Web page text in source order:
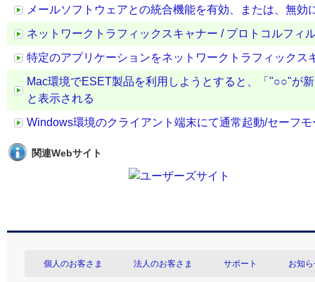
メールソフトウェアとの統合機能を有効、または、無効
ネットワークトラフィックスキャナー / プロトコルフィ
特定のアプリケーションをネットワークトラフィック
Mac環境でESET製品を利用しようとすると、「"○○"が
と表示される
Windows環境のクライアント端末にて通常起動/セーフ
関連Webサイト
個人のお客さま 法人のお客さま サポート お知